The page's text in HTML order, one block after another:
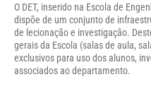
O DET, inserido na Escola de
dispõe de um conjunto de
de lecionação e investigação.
gerais da Escola (salas de aula,
exclusivos para uso dos alunos,
associados ao departamento.